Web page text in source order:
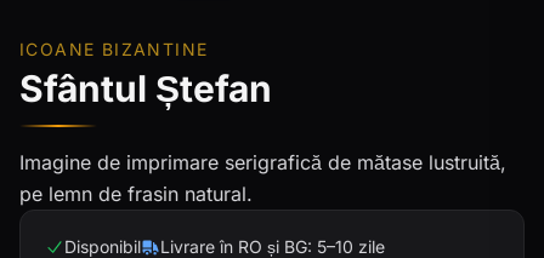
ICOANE BIZANTINE
Sfântul Ștefan
Imagine de imprimare serigrafică de mătase lustruită,
pe lemn de frasin natural.
Disponibil
Livrare în RO și BG: 5–10 zile